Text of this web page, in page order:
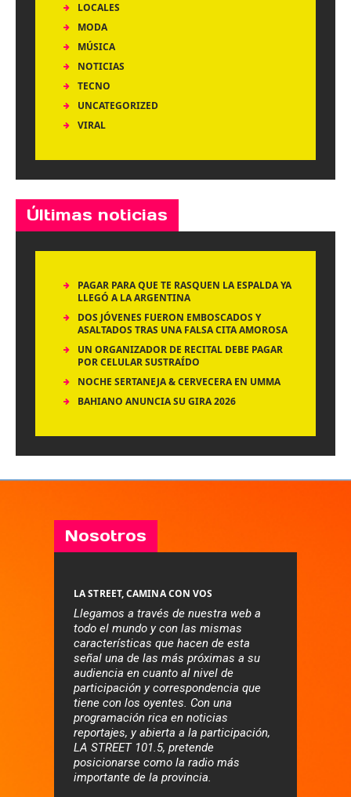
LOCALES
MODA
MÚSICA
NOTICIAS
TECNO
UNCATEGORIZED
VIRAL
Últimas noticias
PAGAR PARA QUE TE RASQUEN LA ESPALDA YA
LLEGÓ A LA ARGENTINA
DOS JÓVENES FUERON EMBOSCADOS Y
ASALTADOS TRAS UNA FALSA CITA AMOROSA
UN ORGANIZADOR DE RECITAL DEBE PAGAR
POR CELULAR SUSTRAÍDO
NOCHE SERTANEJA & CERVECERA EN UMMA
BAHIANO ANUNCIA SU GIRA 2026
Nosotros
LA STREET, CAMINA CON VOS
Llegamos a través de nuestra web a
todo el mundo y con las mismas
características que hacen de esta
señal una de las más próximas a su
audiencia en cuanto al nivel de
participación y correspondencia que
tiene con los oyentes. Con una
programación rica en noticias
reportajes, y abierta a la participación,
LA STREET 101.5, pretende
posicionarse como la radio más
importante de la provincia.